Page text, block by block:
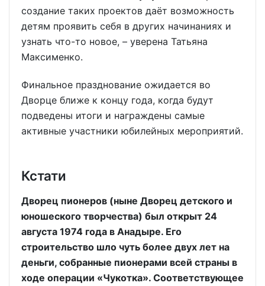
создание таких проектов даёт возможность
детям проявить себя в других начинаниях и
узнать что-то новое, – уверена Татьяна
Максименко.
Финальное празднование ожидается во
Дворце ближе к концу года, когда будут
подведены итоги и награждены самые
активные участники юбилейных мероприятий.
Кстати
Дворец пионеров (ныне Дворец детского и
юношеского творчества) был открыт 24
августа 1974 года в Анадыре. Его
строительство шло чуть более двух лет на
деньги, собранные пионерами всей страны в
ходе операции «Чукотка». Соответствующее